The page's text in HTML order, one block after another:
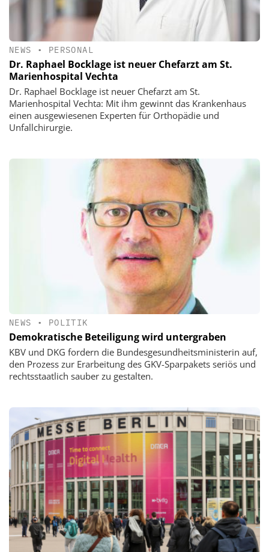
NEWS • PERSONAL
Dr. Raphael Bocklage ist neuer Chefarzt am St.
Marienhospital Vechta
Dr. Raphael Bocklage ist neuer Chefarzt am St.
Marienhospital Vechta: Mit ihm gewinnt das Krankenhaus
einen ausgewiesenen Experten für Orthopädie und
Unfallchirurgie.
NEWS • POLITIK
Demokratische Beteiligung wird untergraben
KBV und DKG fordern die Bundesgesundheitsministerin auf,
den Prozess zur Erarbeitung des GKV-Sparpakets seriös und
rechtsstaatlich sauber zu gestalten.